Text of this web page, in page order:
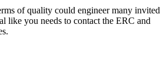
of quality could engineer many invited
like you needs to contact the ERC and